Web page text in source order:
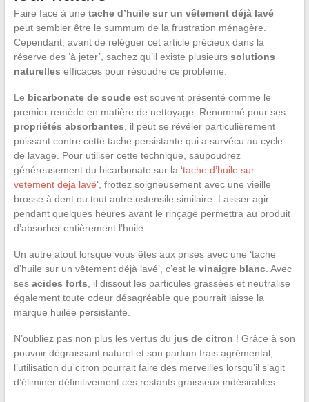
Faire face à une tache d’huile sur un vêtement déjà lavé
peut sembler être le summum de la frustration ménagère.
Cependant, avant de reléguer cet article précieux dans la
réserve des ‘à jeter’, sachez qu’il existe plusieurs solutions
naturelles efficaces pour résoudre ce problème.
Le bicarbonate de soudeest souvent présenté comme le
premier remède en matière de nettoyage. Renommé pour ses
propriétés absorbantes, il peut se révéler particulièrement
puissant contre cette tache persistante qui a survécu au cycle
de lavage. Pour utiliser cette technique, saupoudrez
généreusement du bicarbonate sur la ‘tache d’huile sur
vetement deja lavé‘, frottez soigneusement avec une vieille
brosse à dent ou tout autre ustensile similaire. Laisser agir
pendant quelques heures avant le rinçage permettra au produit
d’absorber entièrement l’huile.
Un autre atout lorsque vous êtes aux prises avec une ‘tache
d’huile sur un vêtement déjà lavé’, c’est le vinaigre blanc. Avec
ses acides forts, il dissout les particules grassées et neutralise
également toute odeur désagréable que pourrait laisse la
marque huilée persistante.
N’oubliez pas non plus les vertus du jus de citron ! Grâce à son
pouvoir dégraissant naturel et son parfum frais agrémental,
l’utilisation du citron pourrait faire des merveilles lorsqu’il s’agit
d’éliminer définitivement ces restants graisseux indésirables.